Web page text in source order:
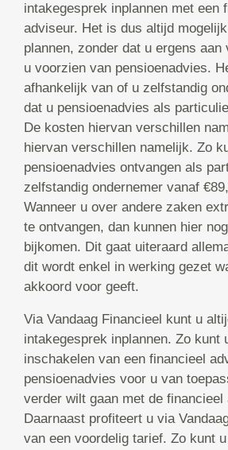
intakegesprek inplannen met een
adviseur. Het is dus altijd
plannen, zonder dat u ergens
u voorzien van pensioenadvies.
afhankelijk van of u zelfstandig
dat u pensioenadvies als
De kosten hiervan verschillen
hiervan verschillen namelijk. Zo
pensioenadvies ontvangen als
zelfstandig ondernemer vanaf
Wanneer u over andere zaken
te ontvangen, dan kunnen hier
bijkomen. Dit gaat uiteraard
dit wordt enkel in werking gezet
akkoord voor geeft.
Via Vandaag Financieel kunt u
intakegesprek inplannen. Zo kunt
inschakelen van een financieel
pensioenadvies voor u van
verder wilt gaan met de financieel
Daarnaast profiteert u via
van een voordelig tarief. Zo kunt